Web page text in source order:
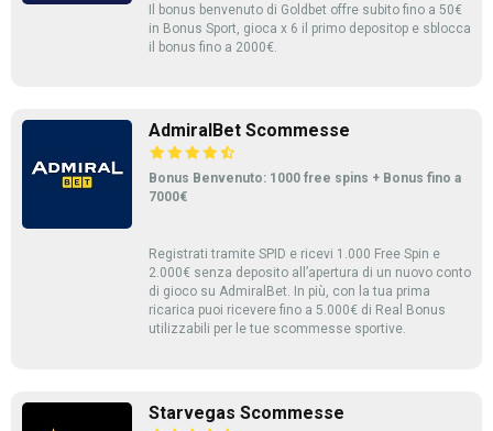
Il bonus benvenuto di Goldbet offre subito fino a 50€
in Bonus Sport, gioca x 6 il primo depositop e sblocca
il bonus fino a 2000€.
AdmiralBet Scommesse
Bonus Benvenuto: 1000 free spins + Bonus fino a
7000€
Registrati tramite SPID e ricevi 1.000 Free Spin e
2.000€ senza deposito all’apertura di un nuovo conto
di gioco su AdmiralBet. In più, con la tua prima
ricarica puoi ricevere fino a 5.000€ di Real Bonus
utilizzabili per le tue scommesse sportive.
Starvegas Scommesse